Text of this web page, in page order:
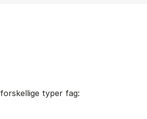
typer fag: